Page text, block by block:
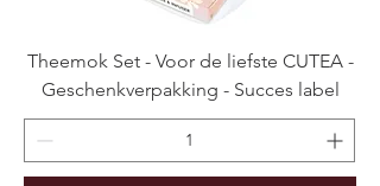
Theemok Set - Voor de liefste CUTEA -
Geschenkverpakking - Succes label